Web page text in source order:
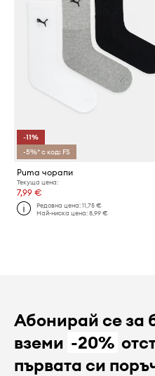
-11%
-5%* с код: FS
Puma чорапи
Текуща цена:
7,99 €
Редовна цена:11,75 €
Най-ниска цена:8,99 €
Абонирай се за
вземи -20%
първата си